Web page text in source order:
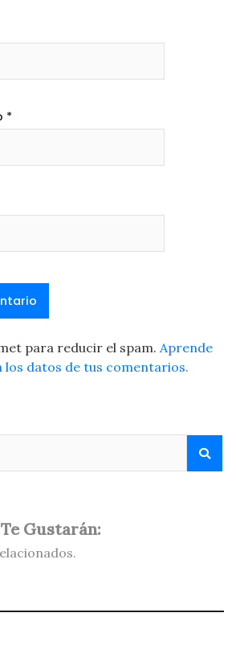
*
para reducir el spam. Aprende
los datos de tus comentarios.
Gustarán: